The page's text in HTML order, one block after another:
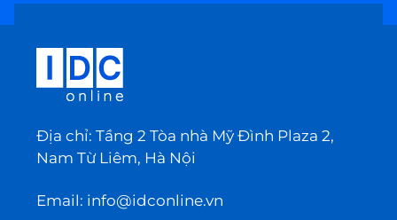
Địa chỉ: Tầng 2 Tòa nhà Mỹ Đình Plaza 2,
Nam Từ Liêm, Hà Nội
Email: info@idconline.vn